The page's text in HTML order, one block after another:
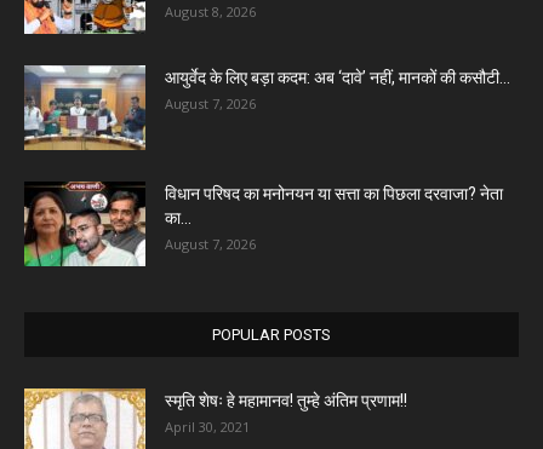
August 8, 2026
आयुर्वेद के लिए बड़ा कदम: अब ‘दावे’ नहीं, मानकों की कसौटी...
August 7, 2026
विधान परिषद का मनोनयन या सत्ता का पिछला दरवाजा? नेता
का...
August 7, 2026
POPULAR POSTS
स्मृति शेषः हे महामानव! तुम्हे अंतिम प्रणाम!!
April 30, 2021